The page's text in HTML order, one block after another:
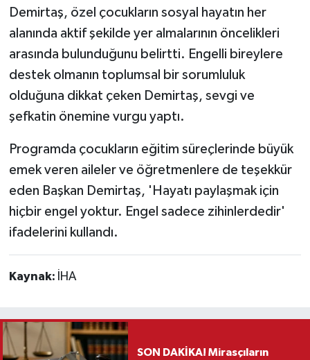
Demirtaş, özel çocukların sosyal hayatın her
alanında aktif şekilde yer almalarının öncelikleri
arasında bulunduğunu belirtti. Engelli bireylere
destek olmanın toplumsal bir sorumluluk
olduğuna dikkat çeken Demirtaş, sevgi ve
şefkatin önemine vurgu yaptı.
Programda çocukların eğitim süreçlerinde büyük
emek veren aileler ve öğretmenlere de teşekkür
eden Başkan Demirtaş, 'Hayatı paylaşmak için
hiçbir engel yoktur. Engel sadece zihinlerdedir'
ifadelerini kullandı.
Kaynak: İHA
SON DAKİKA! Mirasçıların
Vasıta
Yaşam